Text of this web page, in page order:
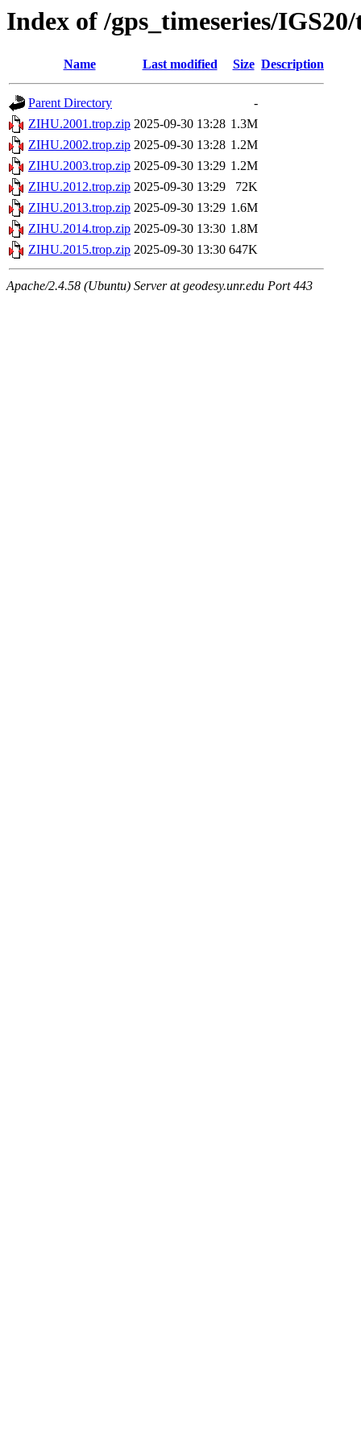
Index of /gps_timeseries/
Name Last modified Size Description
Parent Directory
-
ZIHU.2001.trop.zip 2025-09-30 13:28 1.3M
ZIHU.2002.trop.zip 2025-09-30 13:28 1.2M
ZIHU.2003.trop.zip 2025-09-30 13:29 1.2M
ZIHU.2012.trop.zip 2025-09-30 13:29
72K
ZIHU.2013.trop.zip 2025-09-30 13:29 1.6M
ZIHU.2014.trop.zip 2025-09-30 13:30 1.8M
ZIHU.2015.trop.zip 2025-09-30 13:30 647K
Apache/2.4.58 (Ubuntu) Server at geodesy.unr.edu Port 443